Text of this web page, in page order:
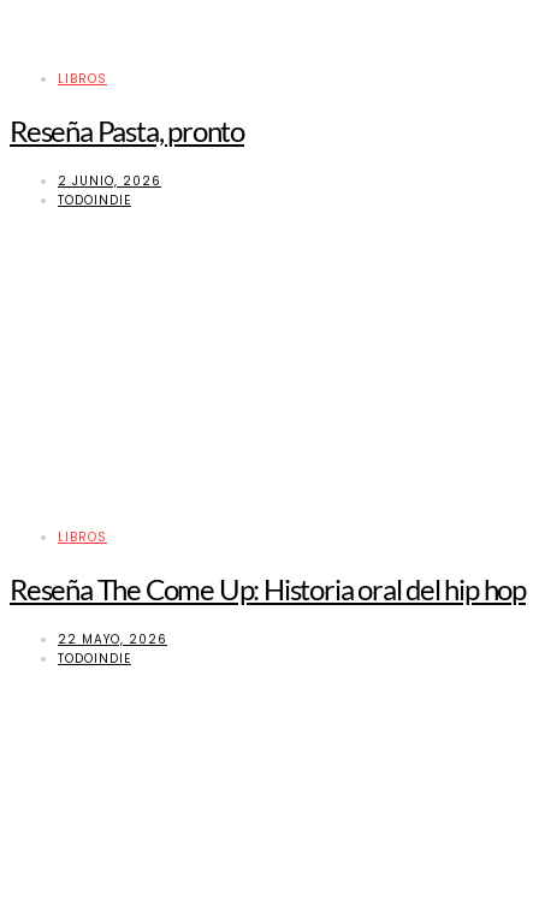
LIBROS
Reseña Pasta, pronto
2 JUNIO, 2026
TODOINDIE
LIBROS
Reseña The Come Up: Historia oral del hip hop
22 MAYO, 2026
TODOINDIE